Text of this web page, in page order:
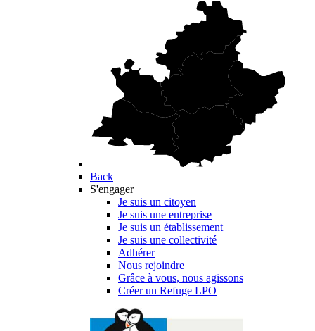
Back
S'engager
Je suis un citoyen
Je suis une entreprise
Je suis un établissement
Je suis une collectivité
Adhérer
Nous rejoindre
Grâce à vous, nous agissons
Créer un Refuge LPO